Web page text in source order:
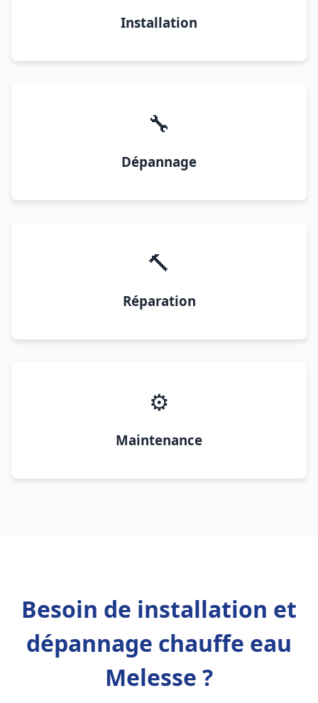
Installation
🔧
Dépannage
🔨
Réparation
⚙️
Maintenance
Besoin de installation et
dépannage chauffe eau
Melesse ?